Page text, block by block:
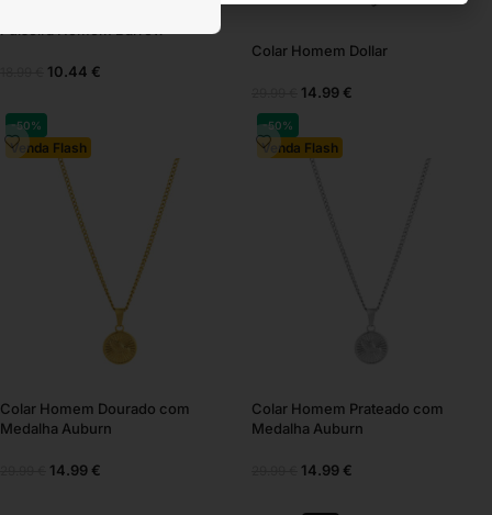
10.44 €
Colar Homem Dollar
14.99 €
-50%
Venda Flash
Colar Homem Dourado com
Medalha Auburn
14.99 €
-50%
Venda Flash
Colar Homem Prateado com
Medalha Auburn
14.99 €